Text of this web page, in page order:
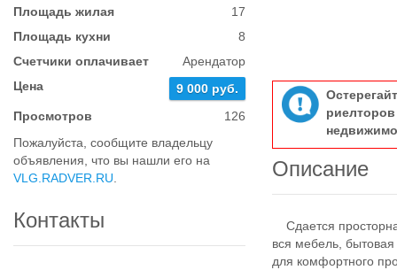
Площадь жилая
17
Площадь кухни
8
Счетчики оплачивает
Арендатор
Цена
9 000 руб.
Просмотров
126
Пожалуйста, сообщите владельцу
объявления, что вы нашли его на
VLG.RADVER.RU
Контакты
Описание
Сдается
вся мебель,
для комфортного